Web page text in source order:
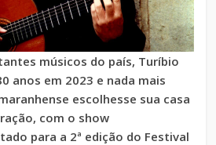
músicos do país, Turíbio
anos em 2023 e nada mais
escolhesse sua casa
com o show
para a 2ª edição do Festival